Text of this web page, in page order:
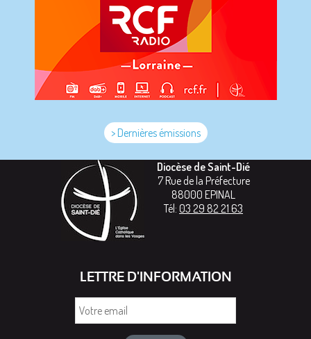
> Dernières émissions
Diocèse de Saint-Dié
7 Rue de la Préfecture
88000 EPINAL
Tél: 03 29 82 21 63
LETTRE D'INFORMATION